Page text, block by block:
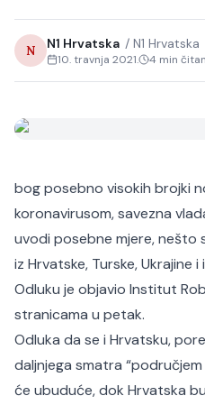
N N1 Hrvatska / N1 Hrvatska
10. travnja 2021. 4 min
bog posebno visokih brojki
koronavirusom, savezna
uvodi posebne mjere, nešto
iz Hrvatske, Turske, Ukrajine i
Odluku je objavio Institut
stranicama u petak.
Odluka da se i Hrvatsku,
daljnjega smatra
će ubuduće, dok Hrvatska